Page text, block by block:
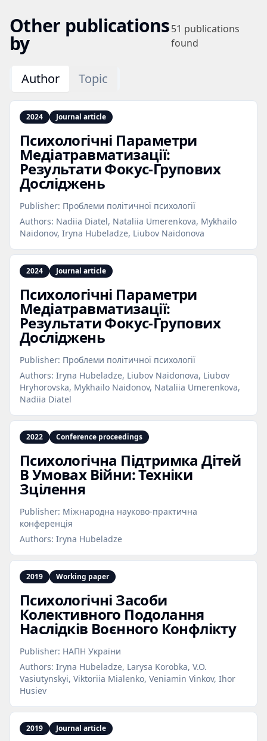
Other publications
by
51 publications
found
Author Topic
2024 Journal article
Психологічні Параметри
Медіатравматизації:
Результати Фокус‑Групових
Досліджень
Publisher: Проблеми політичної психології
Authors: Nadiia Diatel, Nataliia Umerenkova, Mykhailo
Naidonov, Iryna Hubeladze, Liubov Naidonova
2024 Journal article
Психологічні Параметри
Медіатравматизації:
Результати Фокус‑Групових
Досліджень
Publisher: Проблеми політичної психології
Authors: Iryna Hubeladze, Liubov Naidonova, Liubov
Hryhorovska, Mykhailo Naidonov, Nataliia Umerenkova,
Nadiia Diatel
2022 Conference proceedings
Психологічна Підтримка Дітей
В Умовах Війни: Техніки
Зцілення
Publisher: Міжнародна науково-практична
конференція
Authors: Iryna Hubeladze
2019 Working paper
Психологічні Засоби
Колективного Подолання
Наслідків Воєнного Конфлікту
Publisher: НАПН України
Authors: Iryna Hubeladze, Larysa Korobka, V.O.
Vasiutynskyi, Viktoriia Mialenko, Veniamin Vinkov, Ihor
Husiev
2019 Journal article